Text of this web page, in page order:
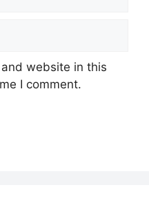
website in this
I comment.